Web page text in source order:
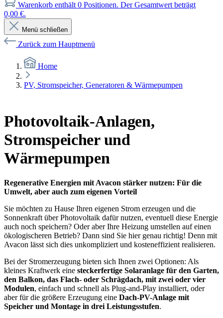
Warenkorb enthält 0 Positionen. Der Gesamtwert beträgt
0,00 €.
Menü schließen
Zurück zum Hauptmenü
Home
PV, Stromspeicher, Generatoren & Wärmepumpen
Photovoltaik-Anlagen,
Stromspeicher und
Wärmepumpen
Regenerative Energien mit Avacon stärker nutzen: Für die
Umwelt, aber auch zum eigenen Vorteil
Sie möchten zu Hause Ihren eigenen Strom erzeugen und die
Sonnenkraft über Photovoltaik dafür nutzen, eventuell diese Energie
auch noch speichern? Oder aber Ihre Heizung umstellen auf einen
ökologischeren Betrieb? Dann sind Sie hier genau richtig! Denn mit
Avacon lässt sich dies unkompliziert und kosteneffizient realisieren.
Bei der Stromerzeugung bieten sich Ihnen zwei Optionen: Als
kleines Kraftwerk eine steckerfertige Solaranlage für den Garten,
den Balkon, das Flach- oder Schrägdach, mit zwei oder vier
Modulen, einfach und schnell als Plug-and-Play installiert, oder
aber für die größere Erzeugung eine Dach-PV-Anlage mit
Speicher und Montage in drei Leistungsstufen.